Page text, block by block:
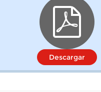
Descargar